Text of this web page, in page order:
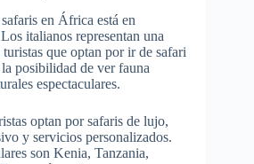
en África está en
italianos representan una
que optan por ir de safari
posibilidad de ver fauna
espectaculares.
optan por safaris de lujo,
y servicios personalizados.
son Kenia, Tanzania,